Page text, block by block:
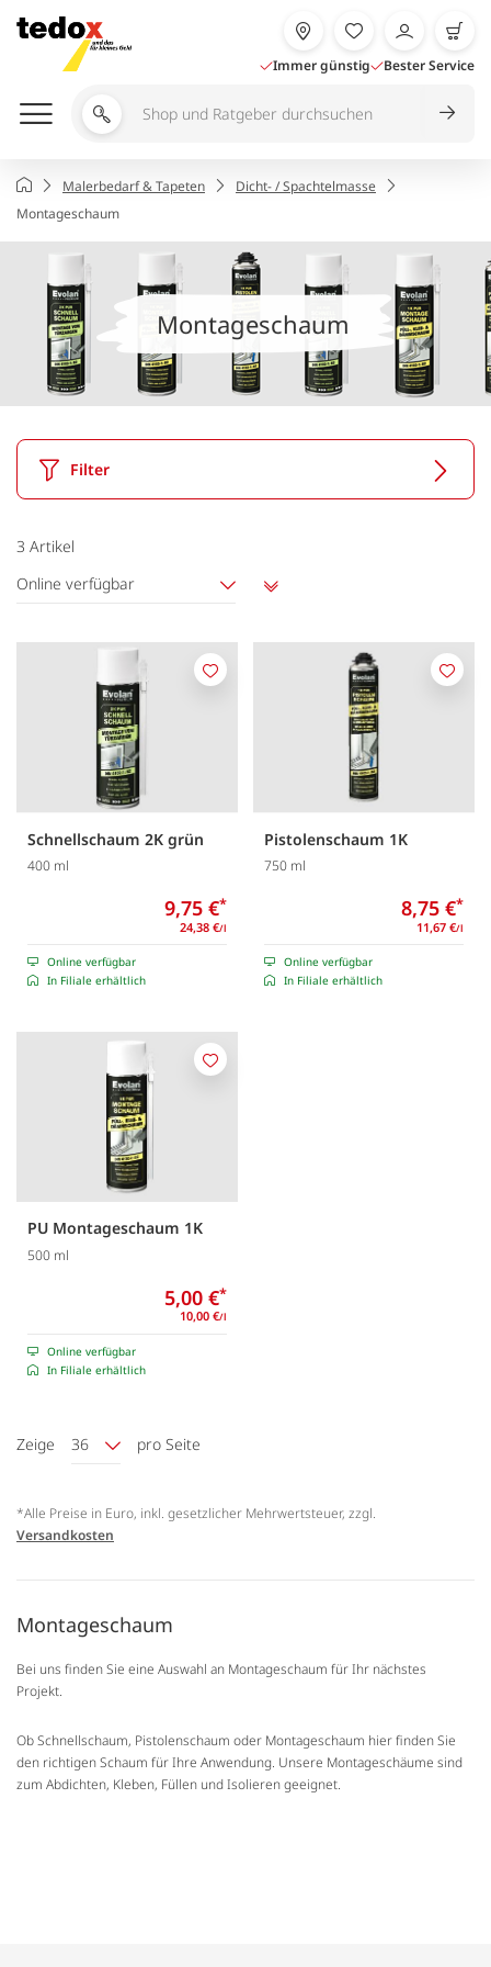
Inhalt
springen
Immer günstig Bester Service
Shop
durchsuchen
StartseiteMalerbedarf & Tapeten
Dicht- / Spachtelmasse
Montageschaum
Montageschaum
Filter
3 Artikel
Online verfügbar
Schnellschaum 2K grün
400 ml
9,75 €*
24,38 €/l
Online verfügbar
In Filiale erhältlich
Merken
Pistolenschaum 1K
750 ml
8,75 €*
11,67 €/l
Online verfügbar
In Filiale erhältlich
PU Montageschaum 1K
500 ml
5,00 €*
10,00 €/l
Online verfügbar
In Filiale erhältlich
Merken
Zeige 36 pro Seite
*Alle Preise in Euro, inkl. gesetzlicher Mehrwertsteuer, zzgl.
Versandkosten
Montageschaum
Bei uns finden Sie eine Auswahl an Montageschaum für Ihr nächstes
Projekt.
Ob Schnellschaum, Pistolenschaum oder Montageschaum hier finden Sie
den richtigen Schaum für Ihre Anwendung. Unsere Montageschäume sind
zum Abdichten, Kleben, Füllen und Isolieren geeignet.